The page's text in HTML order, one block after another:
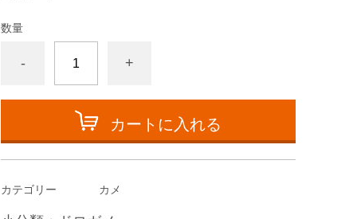
数量
- +
カートに入れる
カテゴリー カメ